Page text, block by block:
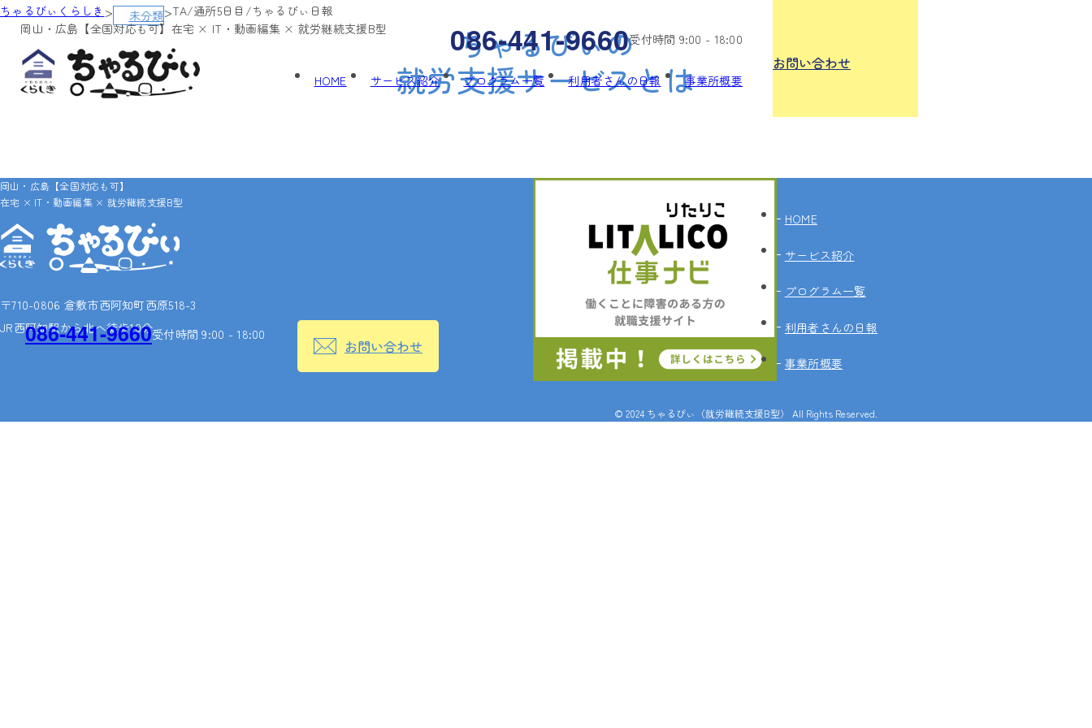
岡山・広島【全国対応も可】 在宅 × IT・動画編集 × 就労継続支援B型 086-441-9660受付時間 9:00 - 18:00
HOME サービス紹介 プログラム一覧 利用者さんの日報 事業所概要
お問い合わせ
ちゃるびぃくらしき> 未分類>TA/通所5日目/ちゃるびぃ日報
ちゃるびぃの
就労支援サービスとは
岡山・広島【全国対応も可】
在宅 × IT・動画編集 × 就労継続支援B型
〒710-0806 倉敷市西阿知町西原518-3
JR西阿知駅から北へ徒歩10分
086-441-9660受付時間 9:00 - 18:00
お問い合わせ
HOME
サービス紹介
プログラム一覧
利用者さんの日報
事業所概要
© 2024 ちゃるびぃ（就労継続支援B型） All Rights Reserved.